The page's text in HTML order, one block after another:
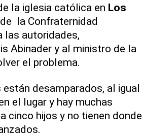
la iglesia católica en Los
la Confraternidad
las autoridades,
Abinader y al ministro de la
el problema.
desamparados, al igual
el lugar y hay muchas
cinco hijos y no tienen donde